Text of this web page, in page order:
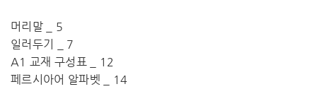
머리말 _ 5
일러두기 _ 7
A1 교재 구성표 _ 12
페르시아어 알파벳 _ 14